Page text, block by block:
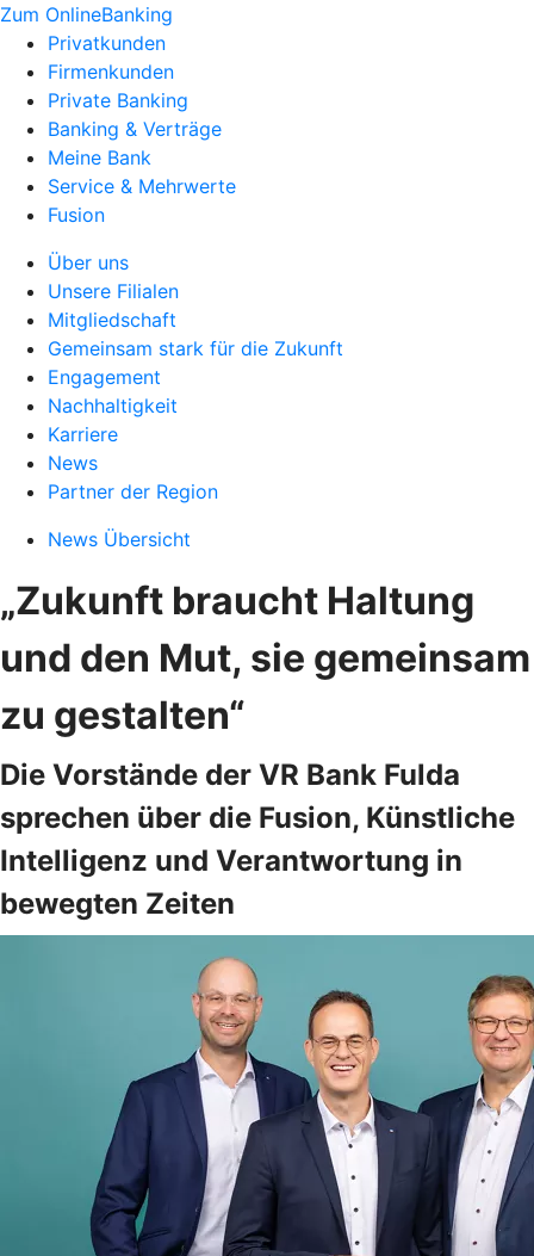
Zum OnlineBanking
Privatkunden
Firmenkunden
Private Banking
Banking & Verträge
Meine Bank
Service & Mehrwerte
Fusion
Über uns
Unsere Filialen
Mitgliedschaft
Gemeinsam stark für die Zukunft
Engagement
Nachhaltigkeit
Karriere
News
Partner der Region
News Übersicht
„Zukunft braucht Haltung
und den Mut, sie gemeinsam
zu gestalten“
Die Vorstände der VR Bank Fulda
sprechen über die Fusion, Künstliche
Intelligenz und Verantwortung in
bewegten Zeiten